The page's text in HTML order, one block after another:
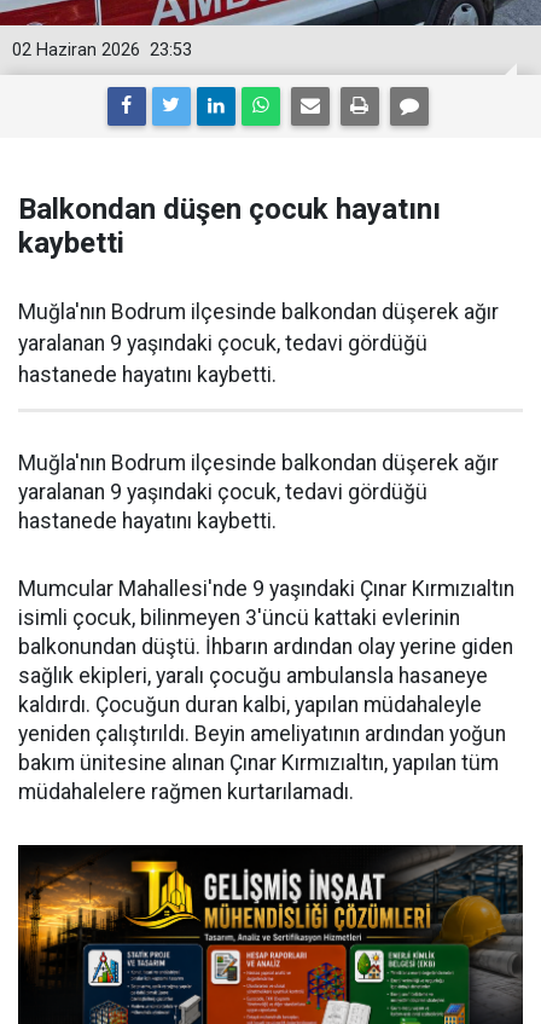
23:53
02 Haziran 2026
Balkondan düşen çocuk hayatını
kaybetti
Muğla'nın Bodrum ilçesinde balkondan düşerek ağır
yaralanan 9 yaşındaki çocuk, tedavi gördüğü
hastanede hayatını kaybetti.
Muğla'nın Bodrum ilçesinde balkondan düşerek ağır
yaralanan 9 yaşındaki çocuk, tedavi gördüğü
hastanede hayatını kaybetti.
Mumcular Mahallesi'nde 9 yaşındaki Çınar Kırmızıaltın
isimli çocuk, bilinmeyen 3'üncü kattaki evlerinin
balkonundan düştü. İhbarın ardından olay yerine giden
sağlık ekipleri, yaralı çocuğu ambulansla hasaneye
kaldırdı. Çocuğun duran kalbi, yapılan müdahaleyle
yeniden çalıştırıldı. Beyin ameliyatının ardından yoğun
bakım ünitesine alınan Çınar Kırmızıaltın, yapılan tüm
müdahalelere rağmen kurtarılamadı.